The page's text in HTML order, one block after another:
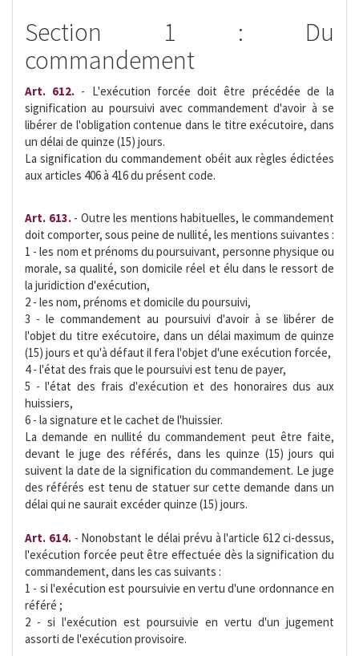
Section 1 : Du
commandement
Art. 612. - L'exécution forcée doit être précédée de la
signification au poursuivi avec commandement d'avoir à se
libérer de l'obligation contenue dans le titre exécutoire, dans
un délai de quinze (15) jours.
La signification du commandement obéit aux règles édictées
aux articles 406 à 416 du présent code.
Art. 613. - Outre les mentions habituelles, le commandement
doit comporter, sous peine de nullité, les mentions suivantes :
1 - les nom et prénoms du poursuivant, personne physique ou
morale, sa qualité, son domicile réel et élu dans le ressort de
la juridiction d'exécution,
2 - les nom, prénoms et domicile du poursuivi,
3 - le commandement au poursuivi d'avoir à se libérer de
l'objet du titre exécutoire, dans un délai maximum de quinze
(15) jours et qu'à défaut il fera l'objet d'une exécution forcée,
4 - l'état des frais que le poursuivi est tenu de payer,
5 - l'état des frais d'exécution et des honoraires dus aux
huissiers,
6 - la signature et le cachet de l'huissier.
La demande en nullité du commandement peut être faite,
devant le juge des référés, dans les quinze (15) jours qui
suivent la date de la signification du commandement. Le juge
des référés est tenu de statuer sur cette demande dans un
délai qui ne saurait excéder quinze (15) jours.
Art. 614. - Nonobstant le délai prévu à l'article 612 ci-dessus,
l'exécution forcée peut être effectuée dès la signification du
commandement, dans les cas suivants :
1 - si l'exécution est poursuivie en vertu d'une ordonnance en
référé ;
2 - si l'exécution est poursuivie en vertu d'un jugement
assorti de l'exécution provisoire.